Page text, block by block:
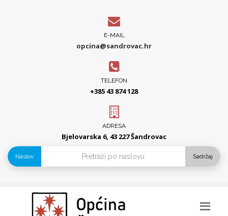
E-MAIL
opcina@sandrovac.hr
TELEFON
+385 43 874 128
ADRESA
Bjelovarska 6, 43 227 Šandrovac
Naslov Sadržaj